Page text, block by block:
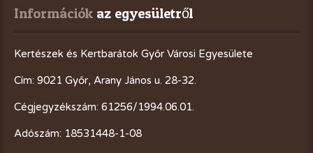
Információk az egyesületről
Kertészek és Kertbarátok Győr Városi Egyesülete
Cím: 9021 Győr, Arany János u. 28-32.
Cégjegyzékszám: 61256/1994.06.01.
Adószám: 18531448-1-08